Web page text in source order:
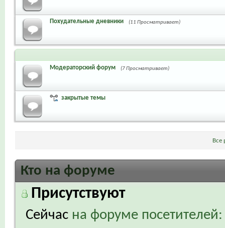
Похудательные дневники (11 Просматривает)
Модераторский форум (7 Просматривает)
закрытые темы
Все
Кто на форуме
Присутствуют
Сейчас на форуме